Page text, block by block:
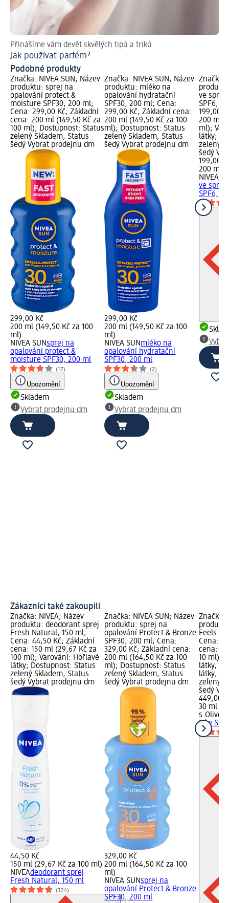
Přinášíme vám devět skvělých tipů a triků
Jak používat parfém?
Podobné produkty
Značka: NIVEA SUN; Název
produktu: sprej na
opalování protect &
moisture SPF30, 200 ml;
Cena: 299,00 Kč; Základní
cena: 200 ml (149,50 Kč za
100 ml); Dostupnost: Status
zelený Skladem, Status
šedý Vybrat prodejnu dm
299,00 Kč
200 ml (149,50 Kč za 100
ml)
NIVEA SUNsprej na
opalování protect &
moisture SPF30, 200 ml
(17)
Upozornění
Skladem
Vybrat prodejnu dm
Značka: NIVEA SUN; Název
produktu: mléko na
opalování hydratační
SPF30, 200 ml; Cena:
299,00 Kč; Základní cena:
200 ml (149,50 Kč za 100
ml); Dostupnost: Status
zelený Skladem, Status
šedý Vybrat prodejnu dm
299,00 Kč
200 ml (149,50 Kč za 100
ml)
NIVEA SUNmléko na
opalování hydratační
SPF30, 200 ml
(2)
Upozornění
Skladem
Vybrat prodejnu dm
Značka:
ve spreji
SPF6,
199,00
200 ml
ml);
látky;
zelený
šedý
199,00
200 ml
NIVEA
ve spreji
SPF6,
Zákazníci také zakoupili
Značka: NIVEA; Název
produktu: deodorant sprej
Fresh Natural, 150 ml;
Cena: 44,50 Kč; Základní
cena: 150 ml (29,67 Kč za
100 ml); Varování: Hořlavé
látky; Dostupnost: Status
zelený Skladem, Status
šedý Vybrat prodejnu dm
44,50 Kč
150 ml (29,67 Kč za 100 ml)
NIVEAdeodorant sprej
Fresh Natural, 150 ml
(324)
Značka: NIVEA SUN; Název
produktu: sprej na
opalování Protect & Bronze
SPF30, 200 ml; Cena:
329,00 Kč; Základní cena:
200 ml (164,50 Kč za 100
ml); Dostupnost: Status
zelený Skladem, Status
šedý Vybrat prodejnu dm
329,00 Kč
200 ml (164,50 Kč za 100
ml)
NIVEA SUNsprej na
opalování Protect & Bronze
SPF30, 200 ml
Značka:
Feels
Cena:
cena: 30
10 ml);
látky,
látky;
zelený
šedý
449,00
30 ml
s.Oliver
Like